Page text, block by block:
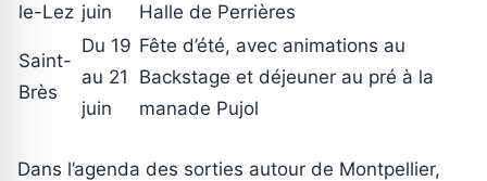
le-Lez juin
Halle de Perrières
Saint-
Brès
Du 19
au 21
juin
Fête d’été, avec animations au
Backstage et déjeuner au pré à la
manade Pujol
Dans l’agenda des sorties autour de Montpellier,